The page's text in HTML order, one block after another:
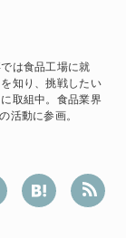
は食品工場に就
知り、挑戦したい
取組中。食品業界
活動に参画。